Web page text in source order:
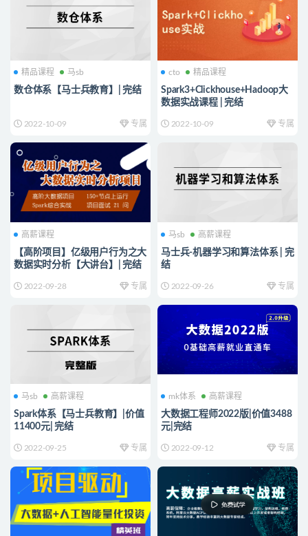
精品课程 马sb
数仓体系【马士兵教育】| 完结
2022-10-09 专属
cto 精品课程
Spark3+Clickhouse+Hadoop大
数据实战课程 | 完结
2022-10-09 专属
高薪课程
【高阶项目】亿级用户行为之大
数据实时分析【大讲台】| 完结
2022-09-28 专属
马sb 高薪课程
马士兵-机器学习和算法体系 | 完
结
2022-09-26 专属
马sb 高薪课程
Spark体系【马士兵教育】|价值
11400元| 完结
2022-09-25 专属
mk体系 高薪课程
大数据工程师2022版|价值3488
元|完结
2022-09-12 专属